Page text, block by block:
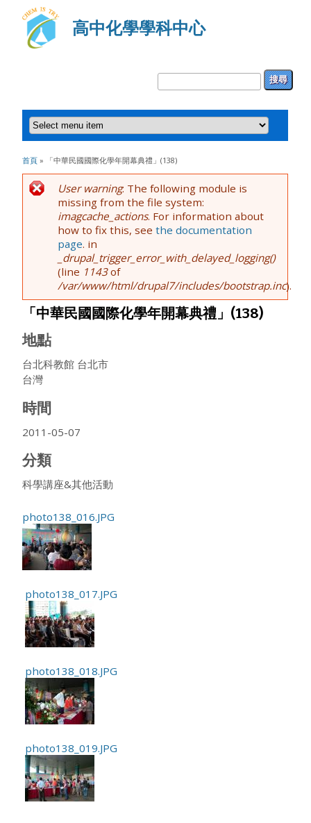
高中化學學科中心
搜尋表單
搜尋
您在這裡
首頁 » 「中華民國國際化學年開幕典禮」(138)
錯誤訊息
User warning: The following module is
missing from the file system:
imagcache_actions. For information about
how to fix this, seethe documentation
page. in
_drupal_trigger_error_with_delayed_logging()
(line 1143of
/var/www/html/drupal7/includes/bootstrap.inc).
「中華民國國際化學年開幕典禮」(138)
地點
台北科教館 台北市
台灣
時間
2011-05-07
分類
科學講座&其他活動
photo138_016.JPG
photo138_017.JPG
photo138_018.JPG
photo138_019.JPG